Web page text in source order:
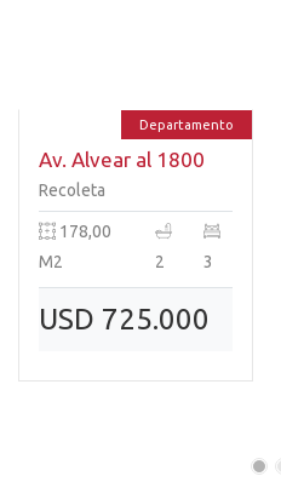
Departamento
Av. Alvear al 1800
Recoleta
178,00
M2
2 3
USD 725.000